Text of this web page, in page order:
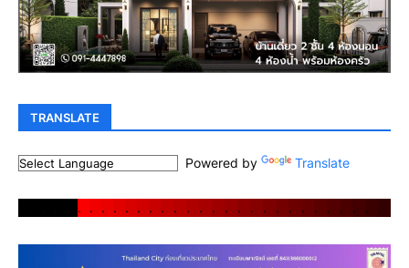
TRANSLATE
Powered by Translate
. . . . . . . . . . . . . . . . . . . . . . . . .